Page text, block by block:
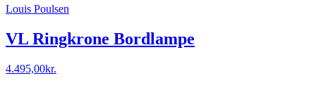
Louis Poulsen
VL Ringkrone Bordlampe
4.495,00kr.